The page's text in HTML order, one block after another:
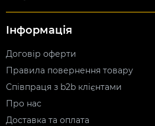
Інформація
Договір оферти
Правила повернення товару
Співпраця з b2b клієнтами
Про нас
Доставка та оплата